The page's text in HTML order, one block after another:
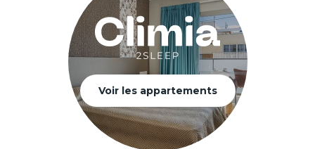
Voir les appartements